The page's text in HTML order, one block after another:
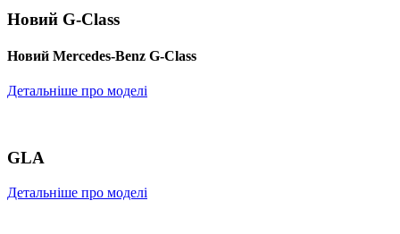
Новий G-Class
Новий Mercedes-Benz G-Class
Детальніше про моделі
GLA
Детальніше про моделі